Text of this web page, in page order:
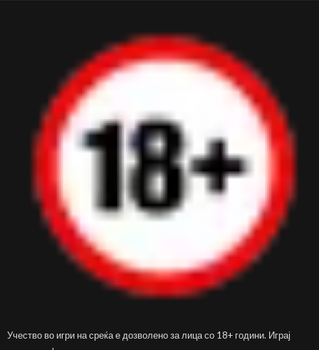
Учество во игри на среќа е дозволено за лица со 18+ години. Играј